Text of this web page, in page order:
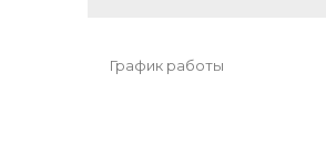
График работы